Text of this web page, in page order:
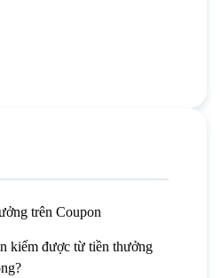
trên Coupon
kiếm được từ tiền thưởng